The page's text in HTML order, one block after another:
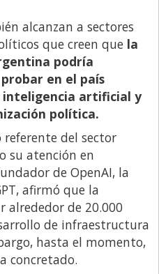
alcanzan a sectores
que creen que la
podría
en el país
inteligencia artificial y
política.
del sector
su atención en
de OpenAI, la
afirmó que la
alrededor de 20.000
de infraestructura
hasta el momento,
concretado.